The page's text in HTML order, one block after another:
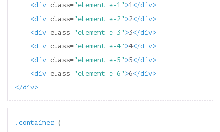
<div class="element e-1">1</div>
<div class="element e-2">2</div>
<div class="element e-3">3</div>
<div class="element e-4">4</div>
<div class="element e-5">5</div>
<div class="element e-6">6</div>
</div>
.container {